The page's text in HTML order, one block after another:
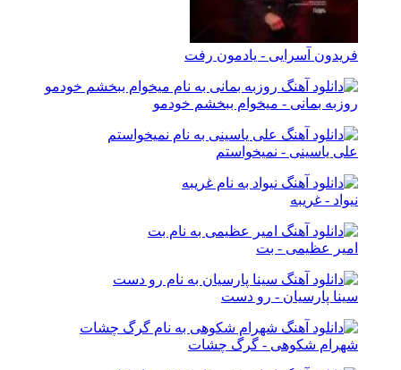
فریدون آسرایی - یادمون رفت
روزبه بمانی - میخوام ببخشم خودمو
علی یاسینی - نمیخواستم
نیواد - غریبه
امیر عظیمی - بت
سینا پارسیان - رو دست
شهرام شکوهی - گرگ چشات